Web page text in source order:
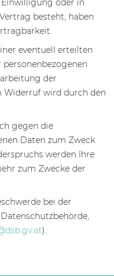
oder in
besteht, haben
eventuell erteilten
der
Widerruf wird durch den
gegen die
Daten zum Zweck
werden Ihre
zum Zwecke der
bei der
).